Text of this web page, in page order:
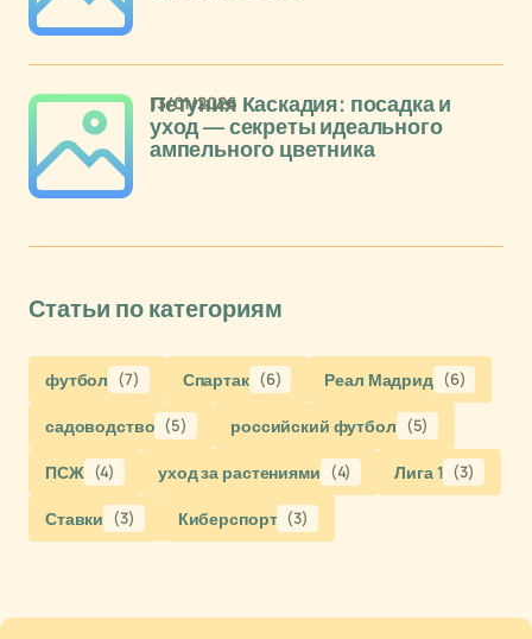
Петуния Каскадия: посадка и
уход — секреты идеального
ампельного цветника
13/01/2026
Статьи по категориям
футбол (7) Спартак (6) Реал Мадрид (6)
садоводство (5) российский футбол (5)
ПСЖ (4) уход за растениями (4) Лига 1 (3)
Ставки (3) Киберспорт (3)